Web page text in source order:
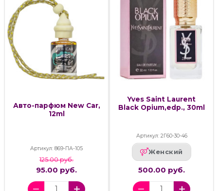
Авто-парфюм New Car,
12ml
Артикул: 869-ПА-105
125.00 руб.
95.00 руб.
Yves Saint Laurent
Black Opium,edp., 30ml
Артикул: 2Г60-30-46
Женский
500.00 руб.